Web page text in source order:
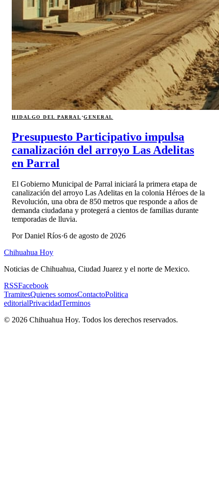
HIDALGO DEL PARRAL·GENERAL
Presupuesto Participativo impulsa
canalización del arroyo Las Adelitas
en Parral
El Gobierno Municipal de Parral iniciará la primera etapa de
canalización del arroyo Las Adelitas en la colonia Héroes de la
Revolución, una obra de 850 metros que responde a años de
demanda ciudadana y protegerá a cientos de familias durante
temporadas de lluvia.
PorDaniel Ríos·6 de agosto de 2026
Chihuahua Hoy
Noticias de Chihuahua, Ciudad Juarez y el norte de Mexico.
RSSFacebook
TramitesQuienes somosContactoPolitica
editorialPrivacidadTerminos
© 2026 Chihuahua Hoy. Todos los derechos reservados.